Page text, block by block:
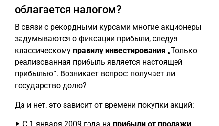
облагается налогом?
В связи с рекордными курсами многие акционеры
задумываются о фиксации прибыли, следуя
классическому правилу инвестирования „Только
реализованная прибыль является настоящей
прибылью“. Возникает вопрос: получает ли
государство долю?
Да и нет, это зависит от времени покупки акций:
С 1 января 2009 года на прибыли от продажи